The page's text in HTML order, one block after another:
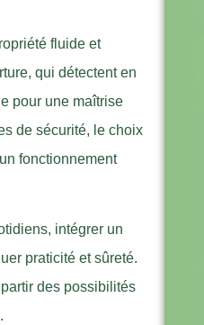
fluide et
qui détectent en
pour une maîtrise
de sécurité, le choix
fonctionnement
intégrer un
praticité et sûreté.
des possibilités